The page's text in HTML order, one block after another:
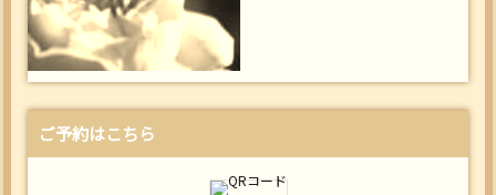
ご予約はこちら